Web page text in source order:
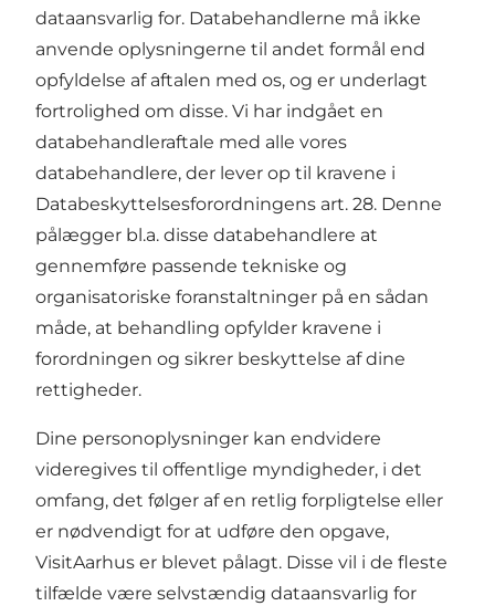
dataansvarlig for. Databehandlerne må ikke
anvende oplysningerne til andet formål end
opfyldelse af aftalen med os, og er underlagt
fortrolighed om disse. Vi har indgået en
databehandleraftale med alle vores
databehandlere, der lever op til kravene i
Databeskyttelsesforordningens art. 28. Denne
pålægger bl.a. disse databehandlere at
gennemføre passende tekniske og
organisatoriske foranstaltninger på en sådan
måde, at behandling opfylder kravene i
forordningen og sikrer beskyttelse af dine
rettigheder.
Dine personoplysninger kan endvidere
videregives til offentlige myndigheder, i det
omfang, det følger af en retlig forpligtelse eller
er nødvendigt for at udføre den opgave,
VisitAarhus er blevet pålagt. Disse vil i de fleste
tilfælde være selvstændig dataansvarlig for